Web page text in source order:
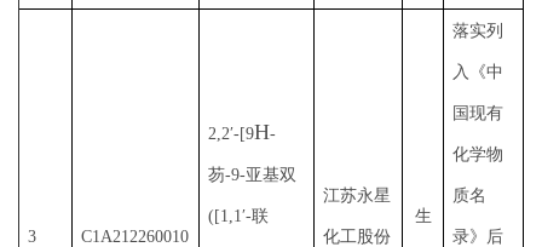
3 C1A212260010
2,2′-[9H-
芴-9-亚基双
([1,1′-联
江苏永星
化工股份
生
落实列
入《中
国现有
化学物
质名
录》后